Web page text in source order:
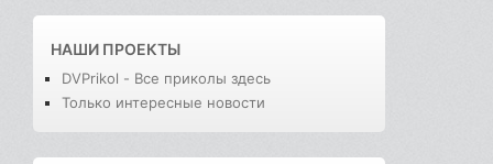
НАШИ ПРОЕКТЫ
DVPrikol - Все приколы здесь
Только интересные новости